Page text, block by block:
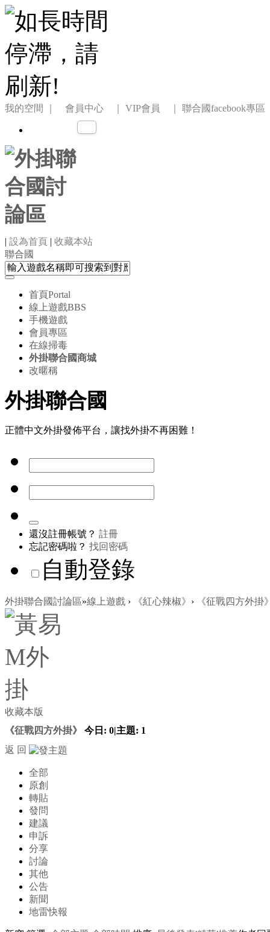
我的空間 ｜ 會員中心 ｜ VIP會員 ｜ 聯合國facebook專區
| 設為首頁 | 收藏本站
聯合國
首頁Portal
線上遊戲BBS
手機遊戲
會員專區
在線掃毒
外掛聯合國商城
改暱稱
外掛聯合國
正體中文外掛發佈平台，讓找外掛不再困難！
還沒註冊帳號？ 註冊
忘記密碼啦？ 找回密碼
自動登錄
外掛聯合國討論區»線上遊戲 › 《紅心辣椒》 › 《征戰四方外掛
收藏本版
《征戰四方外掛》
今日: 0|主題: 1
返 回
全部
原創
轉貼
發問
建議
申訴
分享
討論
其他
公告
新聞
地雷快報